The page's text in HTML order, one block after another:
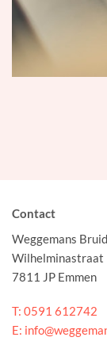
Contact
Weggemans
Wilhelminastraat
7811 JP Emmen
T: 0591 612742
E: